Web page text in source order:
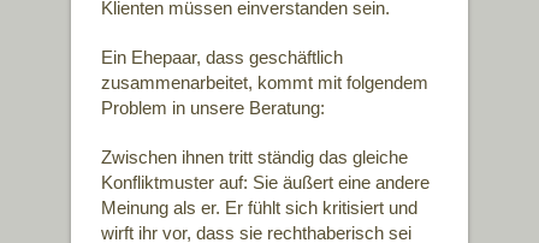
Klienten müssen einverstanden sein.
Ein Ehepaar, dass geschäftlich
zusammenarbeitet, kommt mit folgendem
Problem in unsere Beratung:
Zwischen ihnen tritt ständig das gleiche
Konfliktmuster auf: Sie äußert eine andere
Meinung als er. Er fühlt sich kritisiert und
wirft ihr vor, dass sie rechthaberisch sei